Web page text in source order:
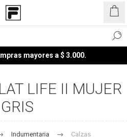
mayores a $ 3.000.
LIFE II MUJER
Indumentaria Calzas